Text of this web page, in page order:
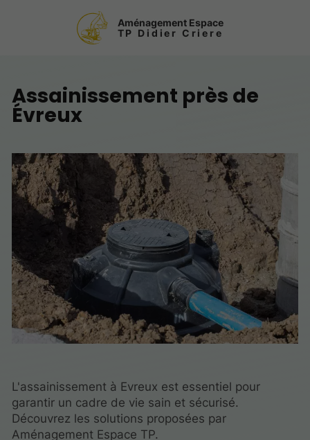
Aménagement Espace
TP Didier Criere
Assainissement près de
Évreux
L'assainissement à Evreux est essentiel pour
garantir un cadre de vie sain et sécurisé.
Découvrez les solutions proposées par
Aménagement Espace TP.